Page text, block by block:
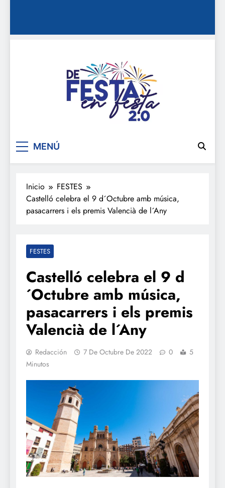
De festa en festa 2.0
MENÚ
Inicio
FESTES
Castelló celebra el 9 d´Octubre amb música,
pasacarrers i els premis Valencià de l´Any
FESTES
Castelló celebra el 9 d
´Octubre amb música,
pasacarrers i els premis
Valencià de l´Any
Redacción 7 De Octubre De 2022 0
5
Minutos